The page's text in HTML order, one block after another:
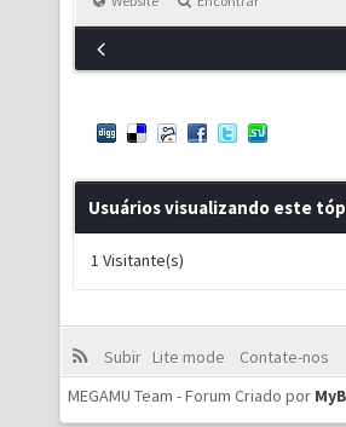
Usuários visualizando este
1 Visitante(s)
Subir Lite mode
Contate-nos
MEGAMU Team - Forum Criado por